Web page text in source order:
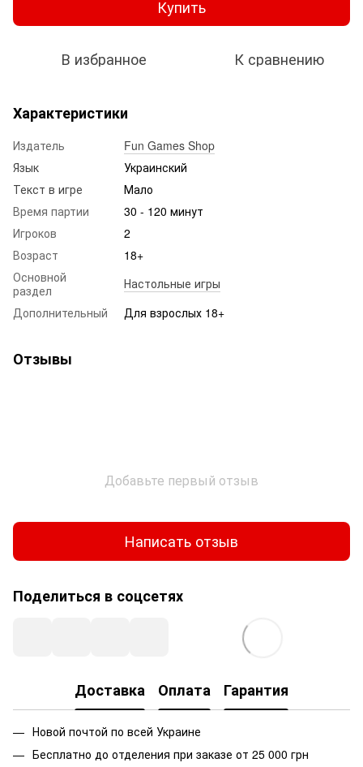
Купить
В избранное К сравнению
Характеристики
Издатель
Fun Games Shop
Язык
Украинский
Текст в игре
Мало
Время партии
30 - 120 минут
Игроков
2
Возраст
18+
Основной
раздел
Настольные игры
Дополнительный
Для взрослых 18+
Отзывы
Добавьте первый отзыв
Написать отзыв
Поделиться в соцсетях
Доставка Оплата Гарантия
Новой почтой по всей Украине
Бесплатно до отделения при заказе от 25 000 грн